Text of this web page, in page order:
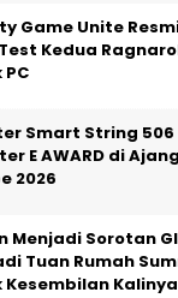
Game Unite
Kedua
Smart String 506
E AWARD di
2026
Menjadi Sorotan
Tuan Rumah
Kesembilan Kalinya